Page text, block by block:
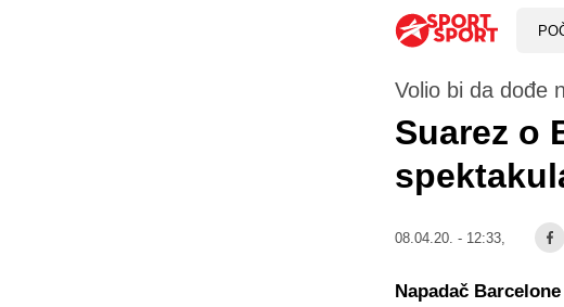
Volio bi da dođe
Suarez o
08.04.20. - 12:33,
Napadač